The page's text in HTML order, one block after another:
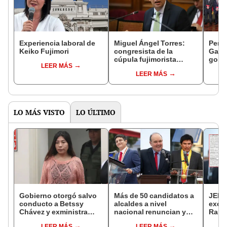
Experiencia laboral de
Keiko Fujimori
LEER MÁS
Miguel Ángel Torres:
congresista de la
cúpula fujimorista
del SenadoLEER MÁS
LO MÁS VISTO LO ÚLTIMO
Gobierno otorgó salvo
conducto a Betssy
Chávez y exministra
Más de 50 candidatos a
alcaldes a nivel
nacional renuncian y
JEE